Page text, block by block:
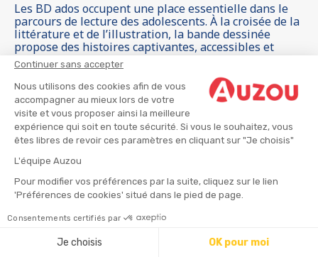
Continuer sans accepter
Nous utilisons des cookies afin de vous
accompagner au mieux lors de votre
visite et vous proposer ainsi la meilleure
expérience qui soit en toute sécurité. Si vous le souhaitez, vous
êtes libres de revoir ces paramètres en cliquant sur "Je choisis"
L'équipe Auzou
Pour modifier vos préférences par la suite, cliquez sur le lien
'Préférences de cookies' situé dans le pied de page.
Consentements certifiés par
Je choisis OK pour moi
Les BD ados occupent une place essentielle dans le
parcours de lecture des adolescents. À la croisée de la
littérature et de l’illustration, la bande dessinée
propose des histoires captivantes, accessibles et
immersives, qui donnent envie de lire et de s’évader.
Les BD pour ados abordent des thèmes variés,
proches de leurs centres d’intérêt, tout en
développant le goût de la lecture.
Grâce à des personnages forts, des univers
graphiques riches et des récits rythmés, les bandes
dessinées pour adolescents accompagnent les jeunes
lecteurs dans leur construction personnelle, leur
imagination et leur ouverture au monde.
Pourquoi choisir des BD pour ados ?
Les BD ados offrent de nombreux bénéfices pour les
adolescents :